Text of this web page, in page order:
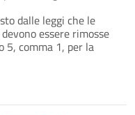
dalle leggi che le
essere rimosse
comma 1, per la